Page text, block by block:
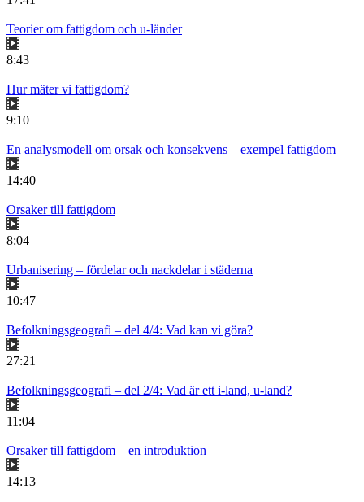
Teorier om fattigdom och u-länder
8:43
Hur mäter vi fattigdom?
9:10
En analysmodell om orsak och konsekvens – exempel fattigdom
14:40
Orsaker till fattigdom
8:04
Urbanisering – fördelar och nackdelar i städerna
10:47
Befolkningsgeografi – del 4/4: Vad kan vi göra?
27:21
Befolkningsgeografi – del 2/4: Vad är ett i-land, u-land?
11:04
Orsaker till fattigdom – en introduktion
14:13